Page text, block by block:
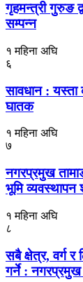
गृहमन्त्री गुरुङ
सम्पन्न
१ महिना अघि
६
सावधान : यस्ता
घातक
१ महिना अघि
७
नगरप्रमुख
भूमि व्यवस्थापन
१ महिना अघि
८
सबै क्षेत्र, वर्ग
गर्ने :